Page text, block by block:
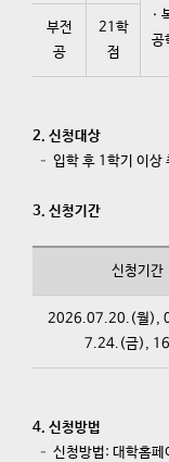
·
공
부전
공
21학
점
2. 신청대상
– 입학 후 1학기 이상
3. 신청기간
신청기간
2026.07.20.(월),
7.24.(금),
4. 신청방법
– 신청방법: 대학홈